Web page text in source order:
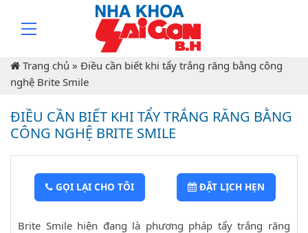
Trang chủ » Điều cần biết khi tẩy trắng răng bằng công
nghệ Brite Smile
ĐIỀU CẦN BIẾT KHI TẨY TRẮNG RĂNG BẰNG
CÔNG NGHỆ BRITE SMILE
GỌI LẠI CHO TÔI ĐẶT LỊCH HẸN
Brite Smile hiện đang là phương pháp tẩy trắng răng